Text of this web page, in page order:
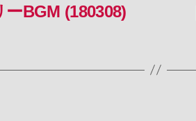
BGM (180308)